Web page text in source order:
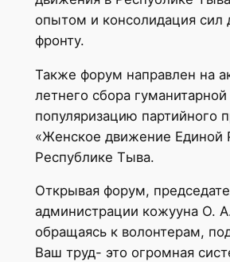
опытом и консолидация
фронту.
Также форум направлен на
летнего сбора
популяризацию партийного
«Женское движение Единой
Республике Тыва.
Открывая форум,
администрации кожууна О.
обращаясь к волонтерам,
Ваш труд- это огромная